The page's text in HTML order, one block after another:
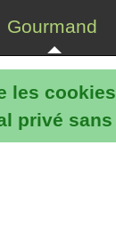
les
privé
Gourmand